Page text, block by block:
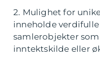
2. Mulighet for
inneholde
samlerobjekter
inntektskilde eller